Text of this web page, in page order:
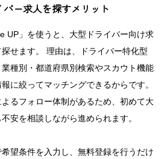
ー求人を探すメリット
UP」を使うと、大型ドライバー向け求
せます。 理由は、ドライバー特化型
種別・都道府県別検索やスカウト機能
に絞ってマッチングできるからです。
るフォロー体制があるため、初めて大
安を相談しながら進められます。
望条件を入力し、無料登録を行うだけ